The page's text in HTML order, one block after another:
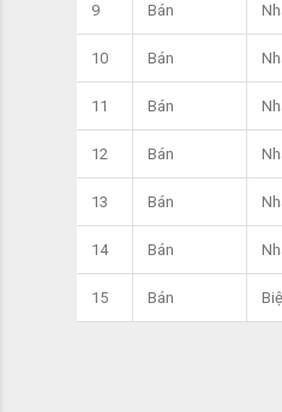
9 Bán
10 Bán
11 Bán
12 Bán
13 Bán
14 Bán
15 Bán